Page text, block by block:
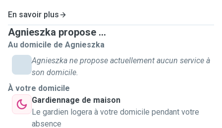
En savoir plus
Agnieszka propose ...
Au domicile de Agnieszka
Agnieszka ne propose actuellement aucun service à
son domicile.
À votre domicile
Gardiennage de maison
Le gardien logera à votre domicile pendant votre
absence